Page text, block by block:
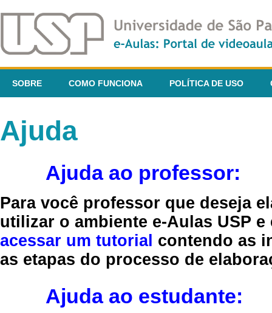
SOBRE COMO FUNCIONA POLÍTICA DE USO
Ajuda
Ajuda ao professor:
Para você professor que deseja
utilizar o ambiente e-Aulas USP
acessar um tutorial contendo as
as etapas do processo de
Ajuda ao estudante: